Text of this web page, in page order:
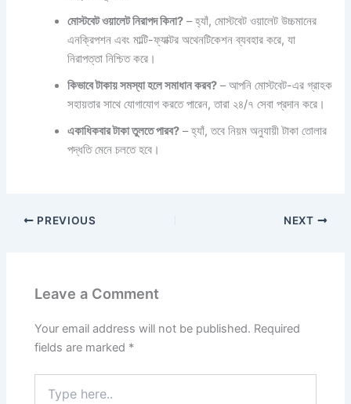
মোস্টবেট ওয়ালেট নিরাপদ কিনা? – হ্যাঁ, মোস্টবেট ওয়ালেট উচ্চমানের
এনক্রিপশন এবং মাল্টি-ফ্যাক্টর অথেনটিকেশন ব্যবহার করে, যা
নিরাপত্তা নিশ্চিত করে।
কিভাবে টাকায় সমস্যা হলে সমাধান করব? – আপনি মোস্টবেট-এর গ্রাহক
সহায়তার সাথে যোগাযোগ করতে পারেন, তারা ২৪/৭ সেবা প্রদান করে।
একাধিকবার টাকা তুলতে পারব? – হ্যাঁ, তবে নিয়ম অনুযায়ী টাকা তোলার
পদ্ধতি মেনে চলতে হবে।
PREVIOUS NEXT
Leave a Comment
Your email address will not be published. Required
fields are marked *
here..